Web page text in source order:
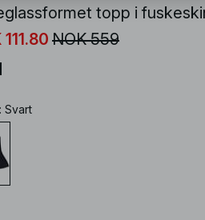
topp i
111.80 NOK 559
: Svart